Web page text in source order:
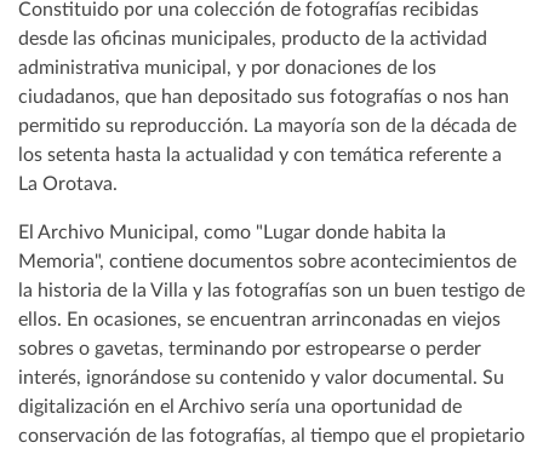
Constituido por una colección de fotografías recibidas
desde las oficinas municipales, producto de la actividad
administrativa municipal, y por donaciones de los
ciudadanos, que han depositado sus fotografías o nos han
permitido su reproducción. La mayoría son de la década de
los setenta hasta la actualidad y con temática referente a
La Orotava.
El Archivo Municipal, como "Lugar donde habita la
Memoria", contiene documentos sobre acontecimientos de
la historia de la Villa y las fotografías son un buen testigo de
ellos. En ocasiones, se encuentran arrinconadas en viejos
sobres o gavetas, terminando por estropearse o perder
interés, ignorándose su contenido y valor documental. Su
digitalización en el Archivo sería una oportunidad de
conservación de las fotografías, al tiempo que el propietario